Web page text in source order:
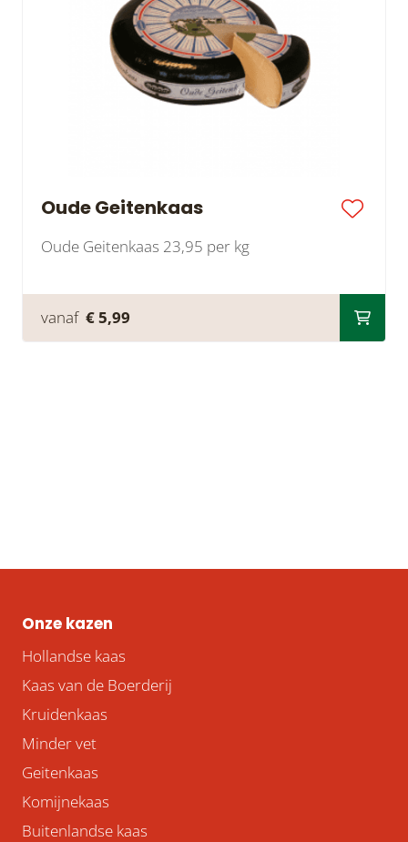
Oude Geitenkaas
Oude Geitenkaas 23,95 per kg
vanaf € 5,99
Onze kazen
Hollandse kaas
Kaas van de Boerderij
Kruidenkaas
Minder vet
Geitenkaas
Komijnekaas
Buitenlandse kaas